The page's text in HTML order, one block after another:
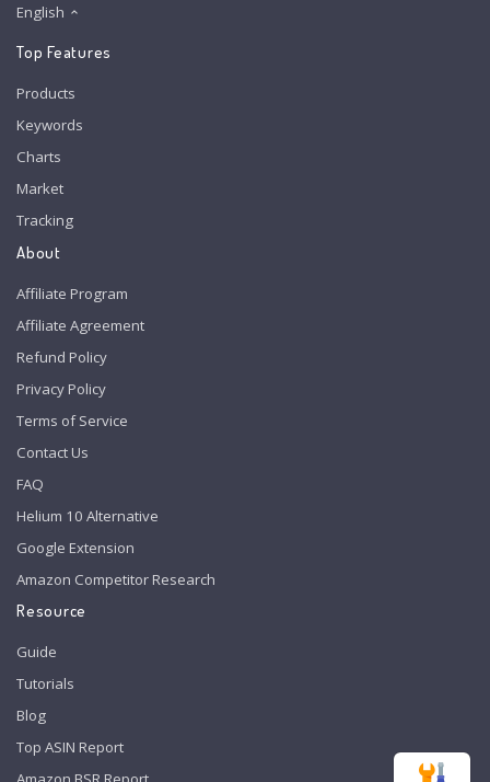
English
Top Features
Products
Keywords
Charts
Market
Tracking
About
Affiliate Program
Affiliate Agreement
Refund Policy
Privacy Policy
Terms of Service
Contact Us
FAQ
Helium 10 Alternative
Google Extension
Amazon Competitor Research
Resource
Guide
Tutorials
Blog
Top ASIN Report